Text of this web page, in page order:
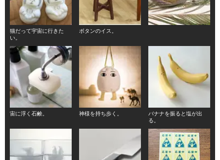
猫だって宇宙に行きた
い。
ボタンのイス。
宙に浮く石鹸。 神様を持ち歩く。
バナナを振ると塩が出
る。